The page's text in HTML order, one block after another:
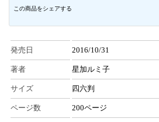
この商品をシェアする
発売日 2016/10/31
著者 星加ルミ子
サイズ 四六判
ページ数 200ページ